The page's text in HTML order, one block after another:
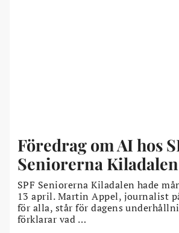
Föredrag om AI hos
Seniorerna Kiladalen
SPF Seniorerna Kiladalen hade
13 april. Martin Appel, journalist
för alla, står för dagens
förklarar vad …